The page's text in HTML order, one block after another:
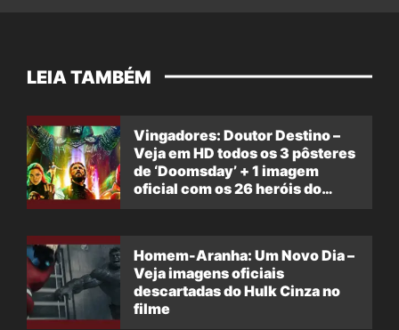
LEIA TAMBÉM
Vingadores: Doutor Destino –
Veja em HD todos os 3 pôsteres
de ‘Doomsday’ + 1 imagem
oficial com os 26 heróis do
Homem-Aranha: Um Novo Dia –
Veja imagens oficiais
descartadas do Hulk Cinza no
filme